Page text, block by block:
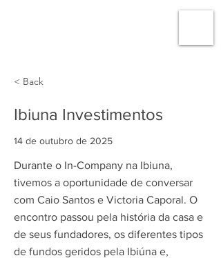
< Back
Ibiuna Investimentos
14 de outubro de 2025
Durante o In-Company na Ibiuna,
tivemos a oportunidade de conversar
com Caio Santos e Victoria Caporal. O
encontro passou pela história da casa e
de seus fundadores, os diferentes tipos
de fundos geridos pela Ibiúna e,